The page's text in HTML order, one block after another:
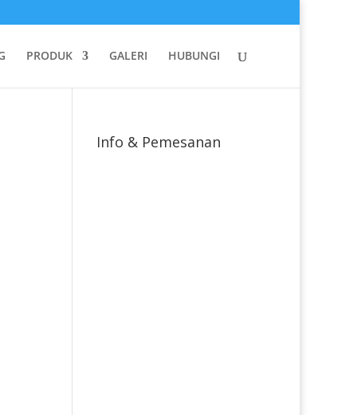
PRODUK GALERI HUBUNGI
Info & Pemesanan